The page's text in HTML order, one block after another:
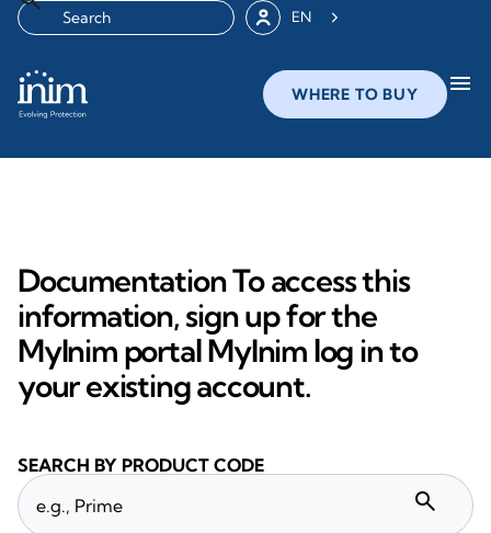
EN
WHERE TO BUY menu
Documentation To access this
information, sign up for the
MyInim portal MyInim log in to
your existing account.
SEARCH BY PRODUCT CODE
search